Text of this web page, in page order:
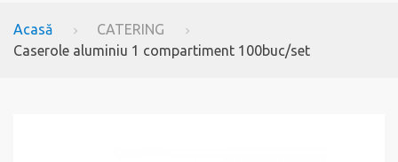
Acasă
CATERING
Caserole aluminiu 1 compartiment 100buc/set